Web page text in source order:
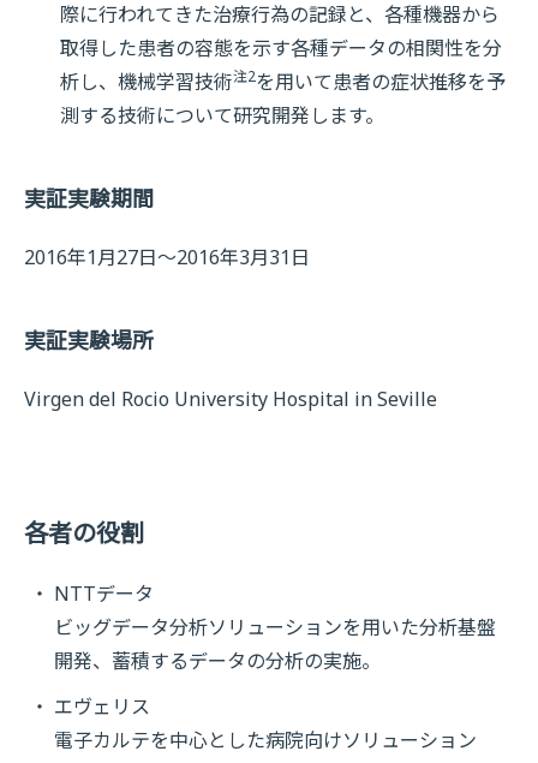
際に行われてきた治療行為の記録と、各種機器から
取得した患者の容態を示す各種データの相関性を分
析し、機械学習技術注2を用いて患者の症状推移を予
測する技術について研究開発します。
実証実験期間
2016年1月27日～2016年3月31日
実証実験場所
Virgen del Rocio University Hospital in Seville
各者の役割
NTTデータ
ビッグデータ分析ソリューションを用いた分析基盤
開発、蓄積するデータの分析の実施。
エヴェリス
電子カルテを中心とした病院向けソリューション